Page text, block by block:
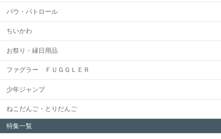
パウ・パトロール
ちいかわ
お祭り・縁日用品
ファグラー ＦＵＧＧＬＥＲ
少年ジャンプ
ねこだんご・とりだんご
特集一覧